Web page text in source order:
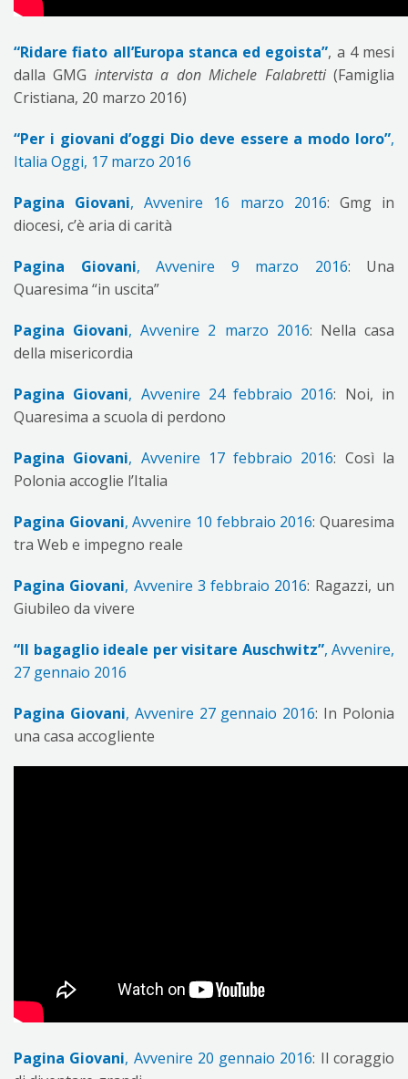
“Ridare fiato all’Europa stanca ed egoista”, a 4 mesi
dalla GMG intervista a don Michele Falabretti(Famiglia
Cristiana, 20 marzo 2016)
“Per i giovani d’oggi Dio deve essere a modo loro”,
Italia Oggi, 17 marzo 2016
Pagina Giovani, Avvenire 16 marzo 2016: Gmg in
diocesi, c’è aria di carità
Pagina Giovani, Avvenire 9 marzo 2016: Una
Quaresima “in uscita”
Pagina Giovani, Avvenire 2 marzo 2016: Nella casa
della misericordia
Pagina Giovani, Avvenire 24 febbraio 2016: Noi, in
Quaresima a scuola di perdono
Pagina Giovani, Avvenire 17 febbraio 2016: Così la
Polonia accoglie l’Italia
Pagina Giovani, Avvenire 10 febbraio 2016: Quaresima
tra Web e impegno reale
Pagina Giovani, Avvenire 3 febbraio 2016: Ragazzi, un
Giubileo da vivere
“Il bagaglio ideale per visitare Auschwitz”, Avvenire,
27 gennaio 2016
Pagina Giovani, Avvenire 27 gennaio 2016: In Polonia
una casa accogliente
Pagina Giovani, Avvenire 20 gennaio 2016: Il coraggio